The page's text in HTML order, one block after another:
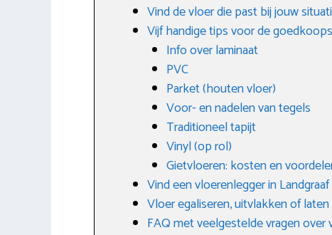
Vind de vloer die past bij jouw
Vijf handige tips voor de
Info over laminaat
PVC
Parket (houten vloer)
Voor- en nadelen van tegels
Traditioneel tapijt
Vinyl (op rol)
Gietvloeren: kosten en
Vind een vloerenlegger in Landgraaf
Vloer egaliseren, uitvlakken of
FAQ met veelgestelde vragen